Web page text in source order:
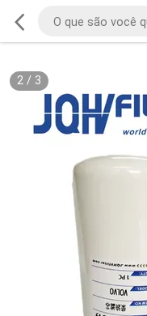
2/ 3